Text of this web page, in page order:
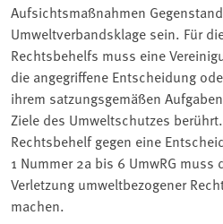
Aufsichtsmaßnahmen
Umweltverbandsklage sein. Für
Rechtsbehelfs muss eine
die angegriffene Entscheidung
ihrem satzungsgemäßen
Ziele des Umweltschutzes
Rechtsbehelf gegen eine
1 Nummer 2a bis 6 UmwRG muss
Verletzung umweltbezogener
machen.